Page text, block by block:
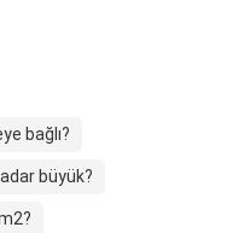
bağlı?
büyük?